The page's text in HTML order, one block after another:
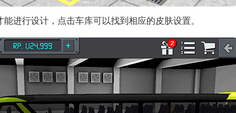
进行设计，点击车库可以找到相应的皮肤设置。